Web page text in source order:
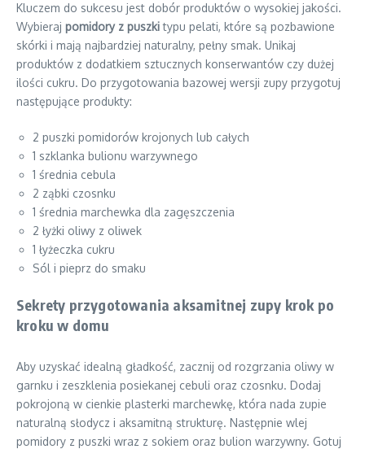
Kluczem do sukcesu jest dobór produktów o wysokiej jakości.
Wybieraj pomidory z puszkitypu pelati, które są pozbawione
skórki i mają najbardziej naturalny, pełny smak. Unikaj
produktów z dodatkiem sztucznych konserwantów czy dużej
ilości cukru. Do przygotowania bazowej wersji zupy przygotuj
następujące produkty:
2 puszki pomidorów krojonych lub całych
1 szklanka bulionu warzywnego
1 średnia cebula
2 ząbki czosnku
1 średnia marchewka dla zagęszczenia
2 łyżki oliwy z oliwek
1 łyżeczka cukru
Sól i pieprz do smaku
Sekrety przygotowania aksamitnej zupy krok po
kroku w domu
Aby uzyskać idealną gładkość, zacznij od rozgrzania oliwy w
garnku i zeszklenia posiekanej cebuli oraz czosnku. Dodaj
pokrojoną w cienkie plasterki marchewkę, która nada zupie
naturalną słodycz i aksamitną strukturę. Następnie wlej
pomidory z puszki wraz z sokiem oraz bulion warzywny. Gotuj